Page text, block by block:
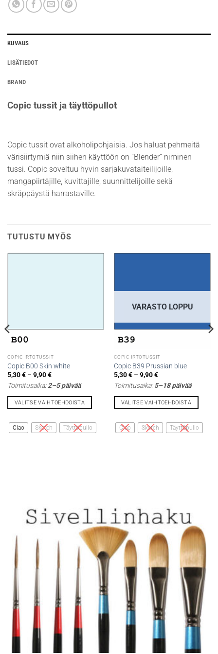
KUVAUS
LISÄTIEDOT
BRAND
Copic tussit ja täyttöpullot
Copic tussit ovat alkoholipohjaisia. Jos haluat pehmeitä
värisiirtymiä niin siihen käyttöön on ”Blender” niminen
tussi. Copic soveltuu hyvin sarjakuvataiteilijoille,
mangapiirtäjille, kuvittajille, suunnittelijoille sekä
skräppäystä harrastaville.
TUTUSTU MYÖS
COPIC IRTOTUSSIT
Copic B00 Skin white
5,30€ – 9,90€Hintaluokka:
-
Toimitusaika:2–5 päivää
VALITSE VAIHTOEHDOISTA
tuotteella
on
Ciao Sketch Täyttöpullo
VARASTO LOPPU
COPIC IRTOTUSSIT
Copic B39 Prussian blue
5,30€ – 9,90€Hintaluokka:
-
Toimitusaika:5–18 päivää
VALITSE VAIHTOEHDOISTA
tuotteella
on
Ciao Sketch Täyttöpullo